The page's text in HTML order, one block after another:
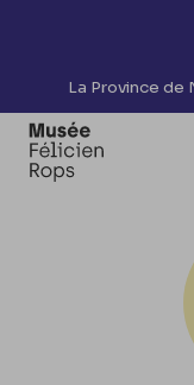
Accèder
La Province de